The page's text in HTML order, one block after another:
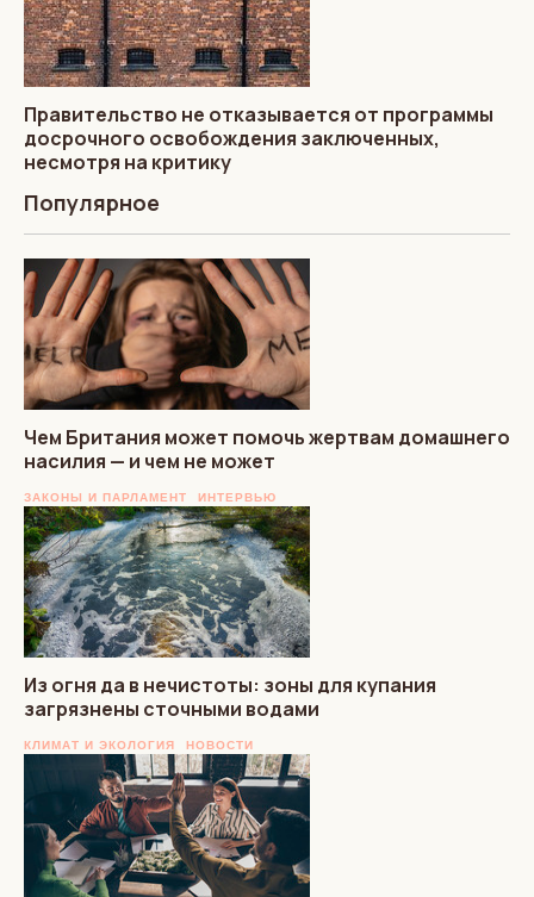
Правительство не отказывается от программы
досрочного освобождения заключенных,
несмотря на критику
Популярное
Чем Британия может помочь жертвам домашнего
насилия — и чем не может
ЗАКОНЫ И ПАРЛАМЕНТ ИНТЕРВЬЮ
Из огня да в нечистоты: зоны для купания
загрязнены сточными водами
КЛИМАТ И ЭКОЛОГИЯ НОВОСТИ